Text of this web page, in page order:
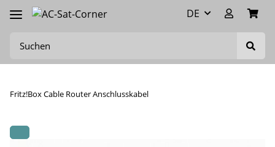
DE
Fritz!Box Cable Router Anschlusskabel